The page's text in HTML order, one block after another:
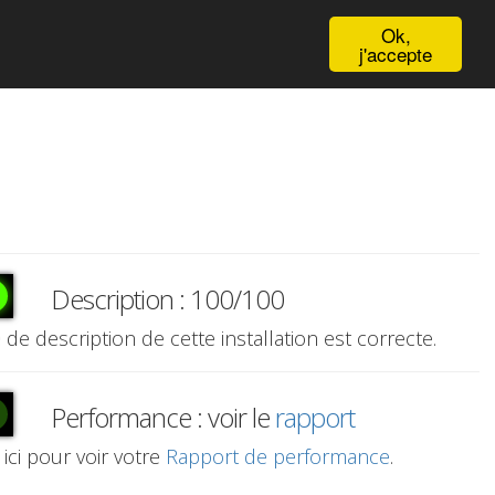
Ok,
j'accepte
Description : 100/100
de description de cette installation est correcte.
Performance : voir lerapport
ici pour voir votre Rapport de performance.